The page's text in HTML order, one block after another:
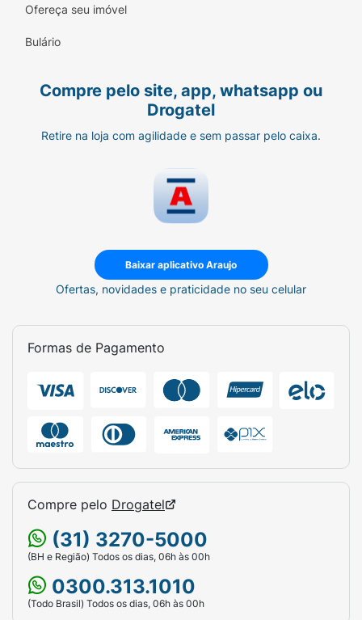
Ofereça seu imóvel
Bulário
Compre pelo site, app, whatsapp ou
Drogatel
Retire na loja com agilidade e sem passar pelo caixa.
Baixar aplicativo Araujo
Ofertas, novidades e praticidade no seu celular
Formas de Pagamento
Compre pelo Drogatel
(31) 3270-5000
(BH e Região) Todos os dias, 06h às 00h
0300.313.1010
(Todo Brasil) Todos os dias, 06h às 00h